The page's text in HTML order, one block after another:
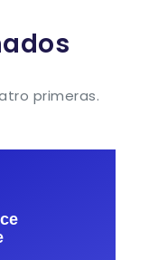
primeras.